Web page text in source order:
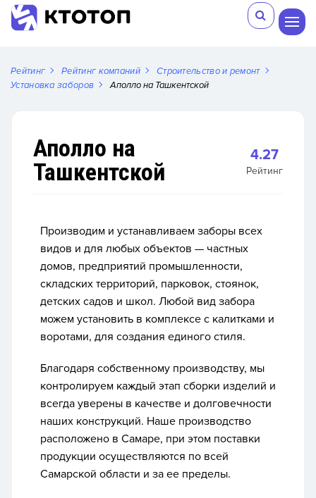
Рейтинг Рейтинг компаний
Строительство и ремонт
Установка заборов
Аполло на Ташкентской
Аполло на
Ташкентской
4.27
Рейтинг
Производим и устанавливаем заборы всех
видов и для любых объектов — частных
домов, предприятий промышленности,
складских территорий, парковок, стоянок,
детских садов и школ. Любой вид забора
можем установить в комплексе с калитками и
воротами, для создания единого стиля.
Благодаря собственному производству, мы
контролируем каждый этап сборки изделий и
всегда уверены в качестве и долговечности
наших конструкций. Наше производство
расположено в Самаре, при этом поставки
продукции осуществляются по всей
Самарской области и за ее пределы.